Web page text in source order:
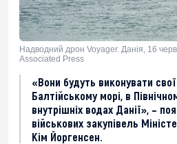
Надводний дрон Voyager. Данія, 16
Associated Press
«Вони будуть виконувати
Балтійському морі, в
внутрішніх водах Данії», –
військових закупівель
Кім Йоргенсен.